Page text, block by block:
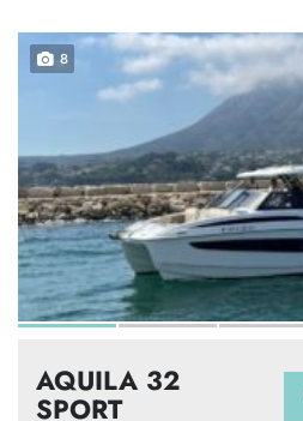
8
AQUILA 32
SPORT